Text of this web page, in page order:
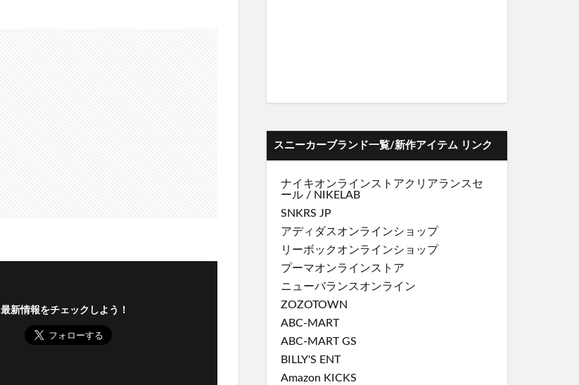
最新情報をチェックしよう！
スニーカーブランド一覧/新作アイテム リンク
ナイキオンラインストアクリアランスセ
ール / NIKELAB
SNKRS JP
アディダスオンラインショップ
リーボックオンラインショップ
プーマオンラインストア
ニューバランスオンライン
ZOZOTOWN
ABC-MART
ABC-MART GS
BILLY'S ENT
Amazon KICKS